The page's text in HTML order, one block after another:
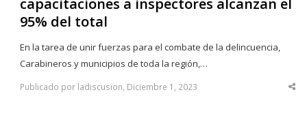
95% del total
En la tarea de unir fuerzas para el combate de la delincuencia,
Carabineros y municipios de toda la región,…
Publicado por ladiscusion, Diciembre 1, 2023